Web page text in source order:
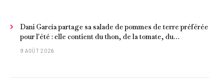
Dani García partage sa salade de pommes de terre préférée
pour l'été : elle contient du thon, de la tomate, du
concombre et de l'œuf
9 AOÛT 2026